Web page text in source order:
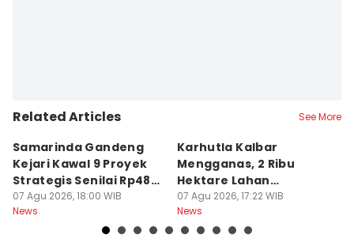
Related Articles See More
Samarinda Gandeng
Kejari Kawal 9 Proyek
Strategis Senilai Rp48
Miliar
07 Agu 2026, 18:00 WIB
News
Karhutla Kalbar
Mengganas, 2 Ribu
Hektare Lahan
Terbakar saat Kemarau
07 Agu 2026, 17:22 WIB
News